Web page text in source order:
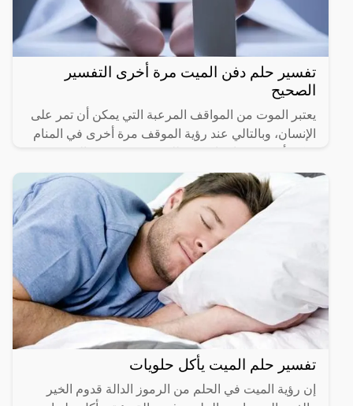
تفسير حلم دفن الميت مرة أخرى التفسير
الصحيح
يعتبر الموت من المواقف المرعبة التي يمكن أن تمر على
الإنسان، وبالتالي عند رؤية الموقف مرة أخرى في المنام
والأسى،
تفسير حلم الميت يأكل حلويات
إن رؤية الميت في الحلم من الرموز الدالة قدوم الخير